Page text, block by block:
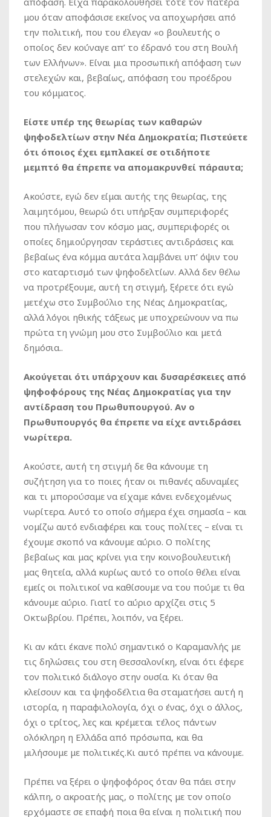
μου όταν αποφάσισε εκείνος να αποχωρήσει από
την πολιτική, που του έλεγαν «ο βουλευτής ο
οποίος δεν κούναγε απ’ το έδρανό του στη Βουλή
των Ελλήνων». Είναι μια προσωπική απόφαση των
στελεχών και, βεβαίως, απόφαση του προέδρου
του κόμματος.
Είστε υπέρ της θεωρίας των καθαρών
ψηφοδελτίων στην Νέα Δημοκρατία; Πιστεύετε
ότι όποιος έχει εμπλακεί σε οτιδήποτε
μεμπτό θα έπρεπε να απομακρυνθεί πάραυτα;
Ακούστε, εγώ δεν είμαι αυτής της θεωρίας, της
λαιμητόμου, θεωρώ ότι υπήρξαν συμπεριφορές
που πλήγωσαν τον κόσμο μας, συμπεριφορές οι
οποίες δημιούργησαν τεράστιες αντιδράσεις και
βεβαίως ένα κόμμα αυτάτα λαμβάνει υπ’ όψιν του
στο καταρτισμό των ψηφοδελτίων. Αλλά δεν θέλω
να προτρέξουμε, αυτή τη στιγμή, ξέρετε ότι εγώ
μετέχω στο Συμβούλιο της Νέας Δημοκρατίας,
αλλά λόγοι ηθικής τάξεως με υποχρεώνουν να πω
πρώτα τη γνώμη μου στο Συμβούλιο και μετά
δημόσια..
Ακούγεται ότι υπάρχουν και δυσαρέσκειες από
ψηφοφόρους της Νέας Δημοκρατίας για την
αντίδραση του Πρωθυπουργού. Αν ο
Πρωθυπουργός θα έπρεπε να είχε αντιδράσει
νωρίτερα.
Ακούστε, αυτή τη στιγμή δε θα κάνουμε τη
συζήτηση για το ποιες ήταν οι πιθανές αδυναμίες
και τι μπορούσαμε να είχαμε κάνει ενδεχομένως
νωρίτερα. Αυτό το οποίο σήμερα έχει σημασία – και
νομίζω αυτό ενδιαφέρει και τους πολίτες – είναι τι
έχουμε σκοπό να κάνουμε αύριο. Ο πολίτης
βεβαίως και μας κρίνει για την κοινοβουλευτική
μας θητεία, αλλά κυρίως αυτό το οποίο θέλει είναι
εμείς οι πολιτικοί να καθίσουμε να του πούμε τι θα
κάνουμε αύριο. Γιατί το αύριο αρχίζει στις 5
Οκτωβρίου. Πρέπει, λοιπόν, να ξέρει.
Κι αν κάτι έκανε πολύ σημαντικό ο Καραμανλής με
τις δηλώσεις του στη Θεσσαλονίκη, είναι ότι έφερε
τον πολιτικό διάλογο στην ουσία. Κι όταν θα
κλείσουν και τα ψηφοδέλτια θα σταματήσει αυτή η
ιστορία, η παραφιλολογία, όχι ο ένας, όχι ο άλλος,
όχι ο τρίτος, λες και κρέμεται τέλος πάντων
ολόκληρη η Ελλάδα από πρόσωπα, και θα
μιλήσουμε με πολιτικές.Κι αυτό πρέπει να κάνουμε.
Πρέπει να ξέρει ο ψηφοφόρος όταν θα πάει στην
κάλπη, ο ακροατής μας, ο πολίτης με τον οποίο
ερχόμαστε σε επαφή ποια θα είναι η πολιτική που